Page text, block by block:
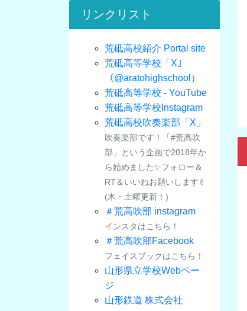
リンクリスト
荒砥高校紹介 Portal site
荒砥高等学校「X｣
（@aratohighschool）
荒砥高等学校 - YouTube
荒砥高等学校Instagram
荒砥高校吹奏楽部「X」
吹奏楽部です！「#荒高吹
部」という企画で2018年か
ら始めました✨フォロー＆
RT＆いいねお願いします✌︎
(木・土曜更新！)
＃荒高吹部 instagram
インスタはこちら！
＃荒高吹部Facebook
フェイスブックはこちら！
山形県立学校Webペー
ジ
山形鉄道 株式会社